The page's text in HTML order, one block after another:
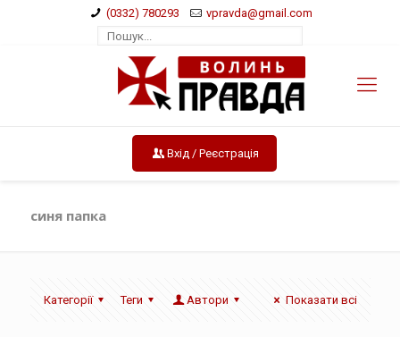
(0332) 780293 vpravda@gmail.com
Вхід / Реєстрація
синя папка
Категорії Теги Автори Показати всі